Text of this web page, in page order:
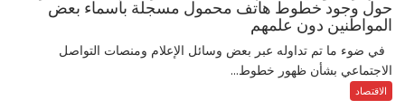
حول وجود خطوط هاتف محمول مسجلة بأسماء بعض
المواطنين دون علمهم
في ضوء ما تم تداوله عبر بعض وسائل الإعلام ومنصات التواصل
الاجتماعي بشأن ظهور خطوط...
الاقتصاد